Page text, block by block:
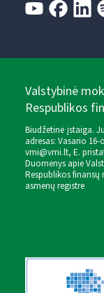
Valstybinė
Respublikos
Biudžetinė įstaiga.
adresas: Vasario
vmi@vmi.lt, E.
Duomenys apie
Respublikos
asmenų registre